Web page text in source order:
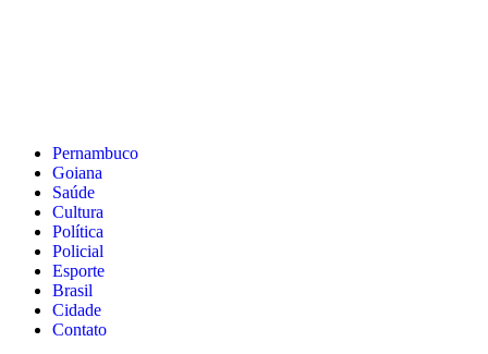
Pernambuco
Goiana
Saúde
Cultura
Política
Policial
Esporte
Brasil
Cidade
Contato